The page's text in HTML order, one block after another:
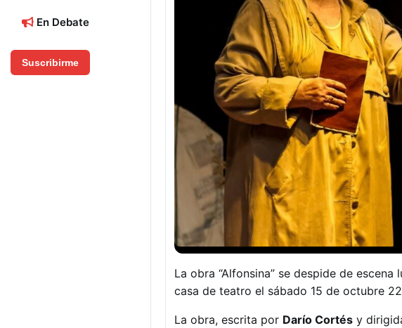
En Debate
Suscribirme
La obra “Alfonsina” se despide de
casa de teatro el sábado 15 de octubre
La obra, escrita por Darío Cortés y